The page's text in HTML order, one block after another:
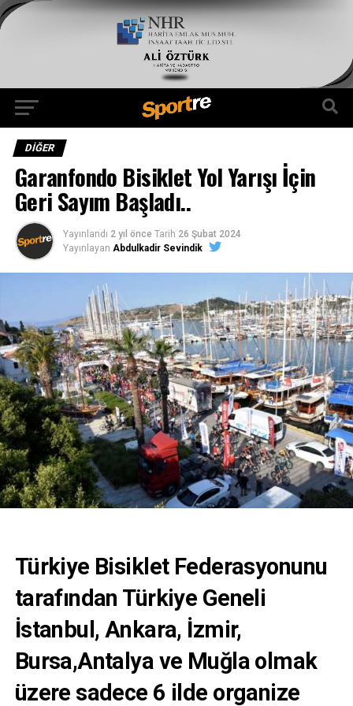
DIĞER
Garanfondo Bisiklet Yol Yarışı İçin
Geri Sayım Başladı..
Yayınlandı 2 yıl önce Tarih 26 Şubat 2024
Yayınlayan Abdulkadir Sevindik
Türkiye Bisiklet Federasyonunu
tarafından Türkiye Geneli
İstanbul, Ankara, İzmir,
Bursa,Antalya ve Muğla olmak
üzere sadece 6 ilde organize